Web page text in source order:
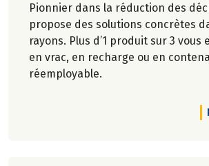
Pionnier dans la réduction des
propose des solutions concrètes
rayons. Plus d’1 produit sur 3 vous
en vrac, en recharge ou en
réemployable.